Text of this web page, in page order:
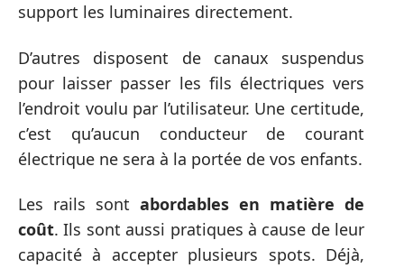
support les luminaires directement.
D’autres disposent de canaux suspendus
pour laisser passer les fils électriques vers
l’endroit voulu par l’utilisateur. Une certitude,
c’est qu’aucun conducteur de courant
électrique ne sera à la portée de vos enfants.
Les rails sont abordables en matière de
coût. Ils sont aussi pratiques à cause de leur
capacité à accepter plusieurs spots. Déjà,